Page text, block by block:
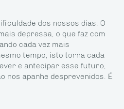
dos nossos dias. O
depressa, o que faz com
cada vez mais
tempo, isto torna cada
e antecipar esse futuro,
nos apanhe desprevenidos. É